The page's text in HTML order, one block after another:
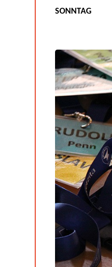
SONNTAG